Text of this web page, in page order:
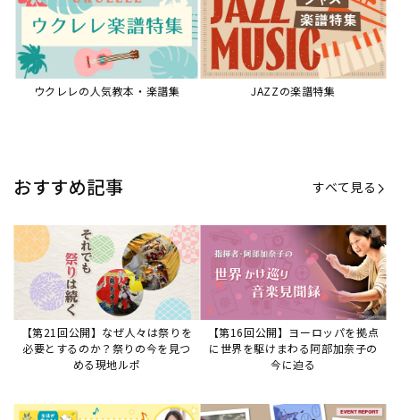
【第21回公開】なぜ人々は祭りを
必要とするのか？祭りの今を見つ
める現地ルポ
【第16回公開】ヨーロッパを拠点
に世界を駆けまわる阿部加奈子の
今に迫る
「できた！」があふれる！『生徒
指導の教科書』
イブ＆トークレポート
ード活用術